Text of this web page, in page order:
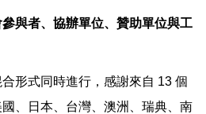
與者、協辦單位、贊助單位與工
形式同時進行，感謝來自 13 個
、日本、台灣、澳洲、瑞典、南